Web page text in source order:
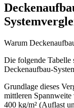
Warum
Die folgende Tabelle
Deckenaufbau-
Grundlage dieses
mittleren
400 kg/m² (Auflast